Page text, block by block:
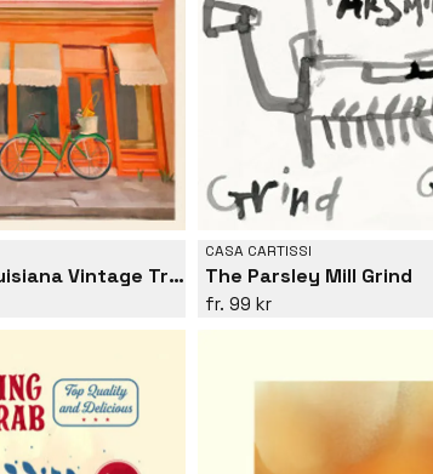
New Orleans Louisiana Vintage Travel Poster
CASA CARTISSI
The Parsley Mill Grind
99 kr